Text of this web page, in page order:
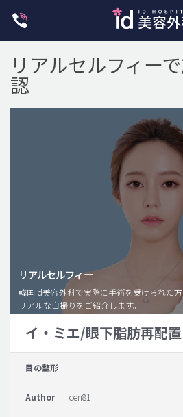
豊胸手術・バストアップ
プチ整形
脂肪吸引 (大容量)
メンズ整形
idニュース
リアルセルフィー
認
リアルセルフィー
韓国id美容外科で実際に手術を受けられた
リアルな自撮りをご紹介します。
イ・ミエ/眼下脂肪再配置
目の整形
Author cen81